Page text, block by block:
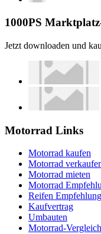
1000PS
Jetzt downloaden und
Motorrad Links
Motorrad kaufen
Motorrad
Motorrad mieten
Motorrad
Reifen
Kaufvertrag
Umbauten
Motorrad-Vergleich